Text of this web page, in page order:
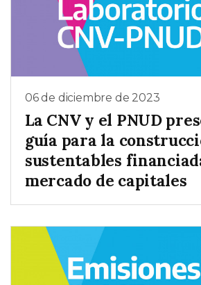
06 de diciembre de 2023
La CNV y el PNUD
guía para la
sustentables
mercado de capitales